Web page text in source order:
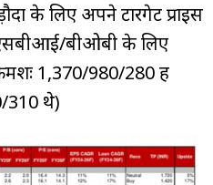
के लिए अपने टारगेट प्राइस
बीओबी के लिए
₹1,370/₹980/₹280 हैं
थे)